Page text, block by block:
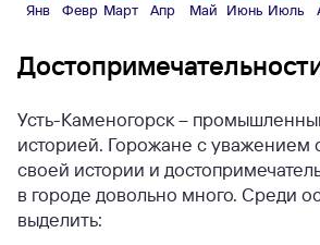
Янв Февр Март
Апр Май Июнь Июль
Усть-Каменогорск –
историей. Горожане с уважением
своей истории и
в городе довольно много. Среди
выделить: